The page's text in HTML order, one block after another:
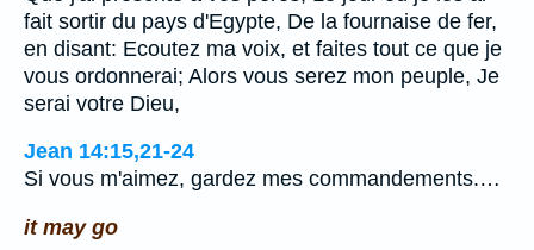
fait sortir du pays d'Egypte, De la fournaise de fer,
en disant: Ecoutez ma voix, et faites tout ce que je
vous ordonnerai; Alors vous serez mon peuple, Je
serai votre Dieu,
Jean 14:15,21-24
Si vous m'aimez, gardez mes commandements.…
it may go